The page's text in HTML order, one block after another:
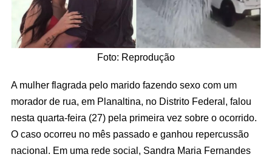
Foto: Reprodução
A mulher flagrada pelo marido fazendo sexo com um
morador de rua, em Planaltina, no Distrito Federal, falou
nesta quarta-feira (27) pela primeira vez sobre o ocorrido.
O caso ocorreu no mês passado e ganhou repercussão
nacional. Em uma rede social, Sandra Maria Fernandes